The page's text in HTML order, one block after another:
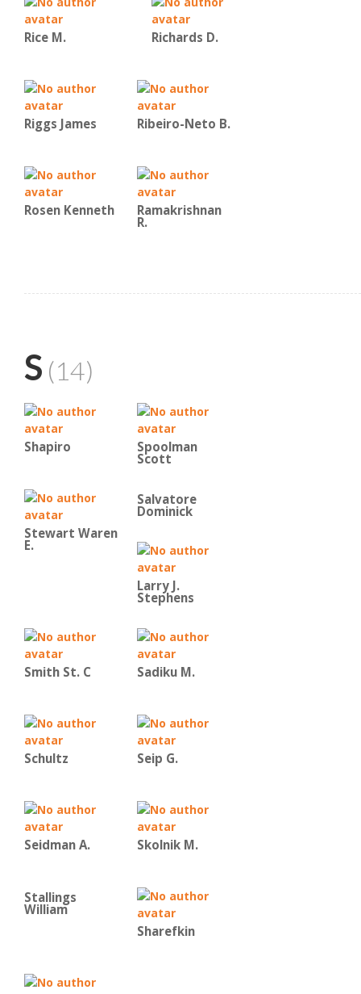
Rice Μ. Richards D.
Riggs James Ribeiro-Neto B.
Rosen Kenneth Ramakrishnan
R.
S (14)
Shapiro Spoolman
Scott
Stewart Waren
E.
Salvatore
Dominick
Larry J.
Stephens
Smith St. C Sadiku M.
Schultz Seip G.
Seidman A. Skolnik M.
Stallings
William
Sharefkin